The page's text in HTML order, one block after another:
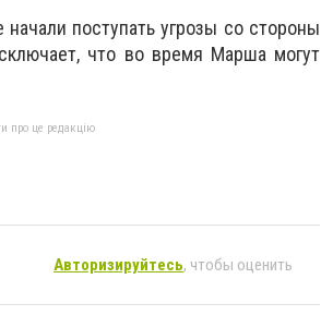
поступать угрозы со стороны
что во время Марша могут
про це редакцію
Авторизируйтесь, чтобы оценить